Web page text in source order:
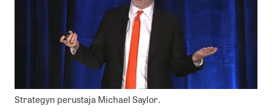
Strategyn perustaja Michael Saylor.